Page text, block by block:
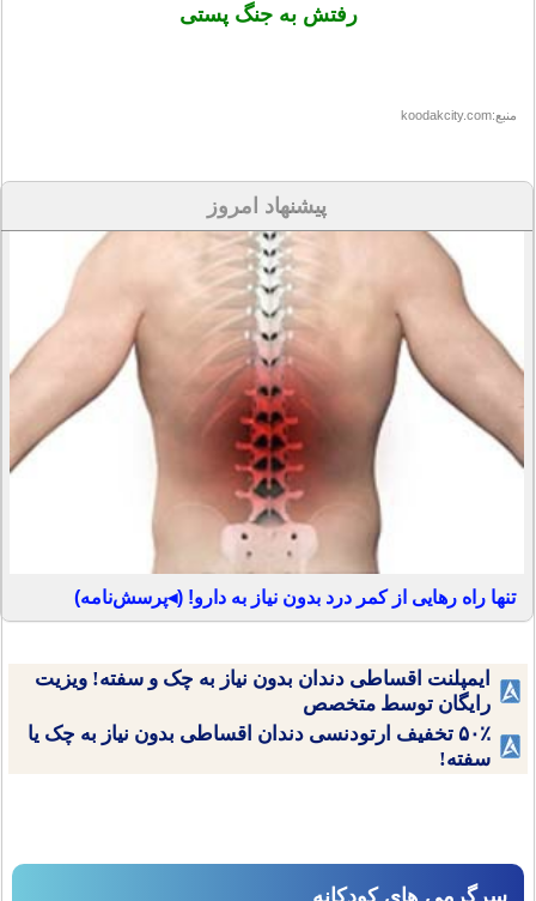
رفتش به جنگ پستی
منبع:koodakcity.com
پیشنهاد امروز
تنها راه رهایی از کمر درد بدون نیاز به دارو! (◂پرسش‌نامه)
ایمپلنت اقساطی دندان بدون نیاز به چک و سفته! ویزیت
رایگان توسط متخصص
۵۰٪ تخفیف ارتودنسی دندان اقساطی بدون نیاز به چک یا
سفته!
سرگرمی های کودکانه